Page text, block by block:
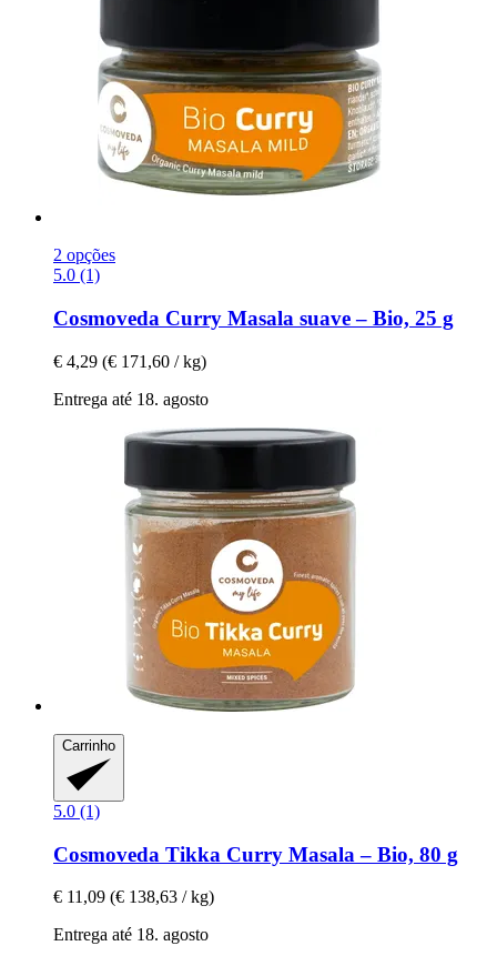
2 opções
5.0 (1)
Cosmoveda Curry Masala suave – Bio, 25 g
€ 4,29 (€ 171,60 / kg)
Entrega até 18. agosto
Carrinho
5.0 (1)
Cosmoveda Tikka Curry Masala – Bio, 80 g
€ 11,09 (€ 138,63 / kg)
Entrega até 18. agosto